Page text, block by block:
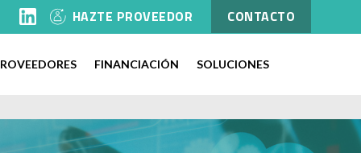
HAZTE PROVEEDOR CONTACTO
FINANCIACIÓN SOLUCIONES